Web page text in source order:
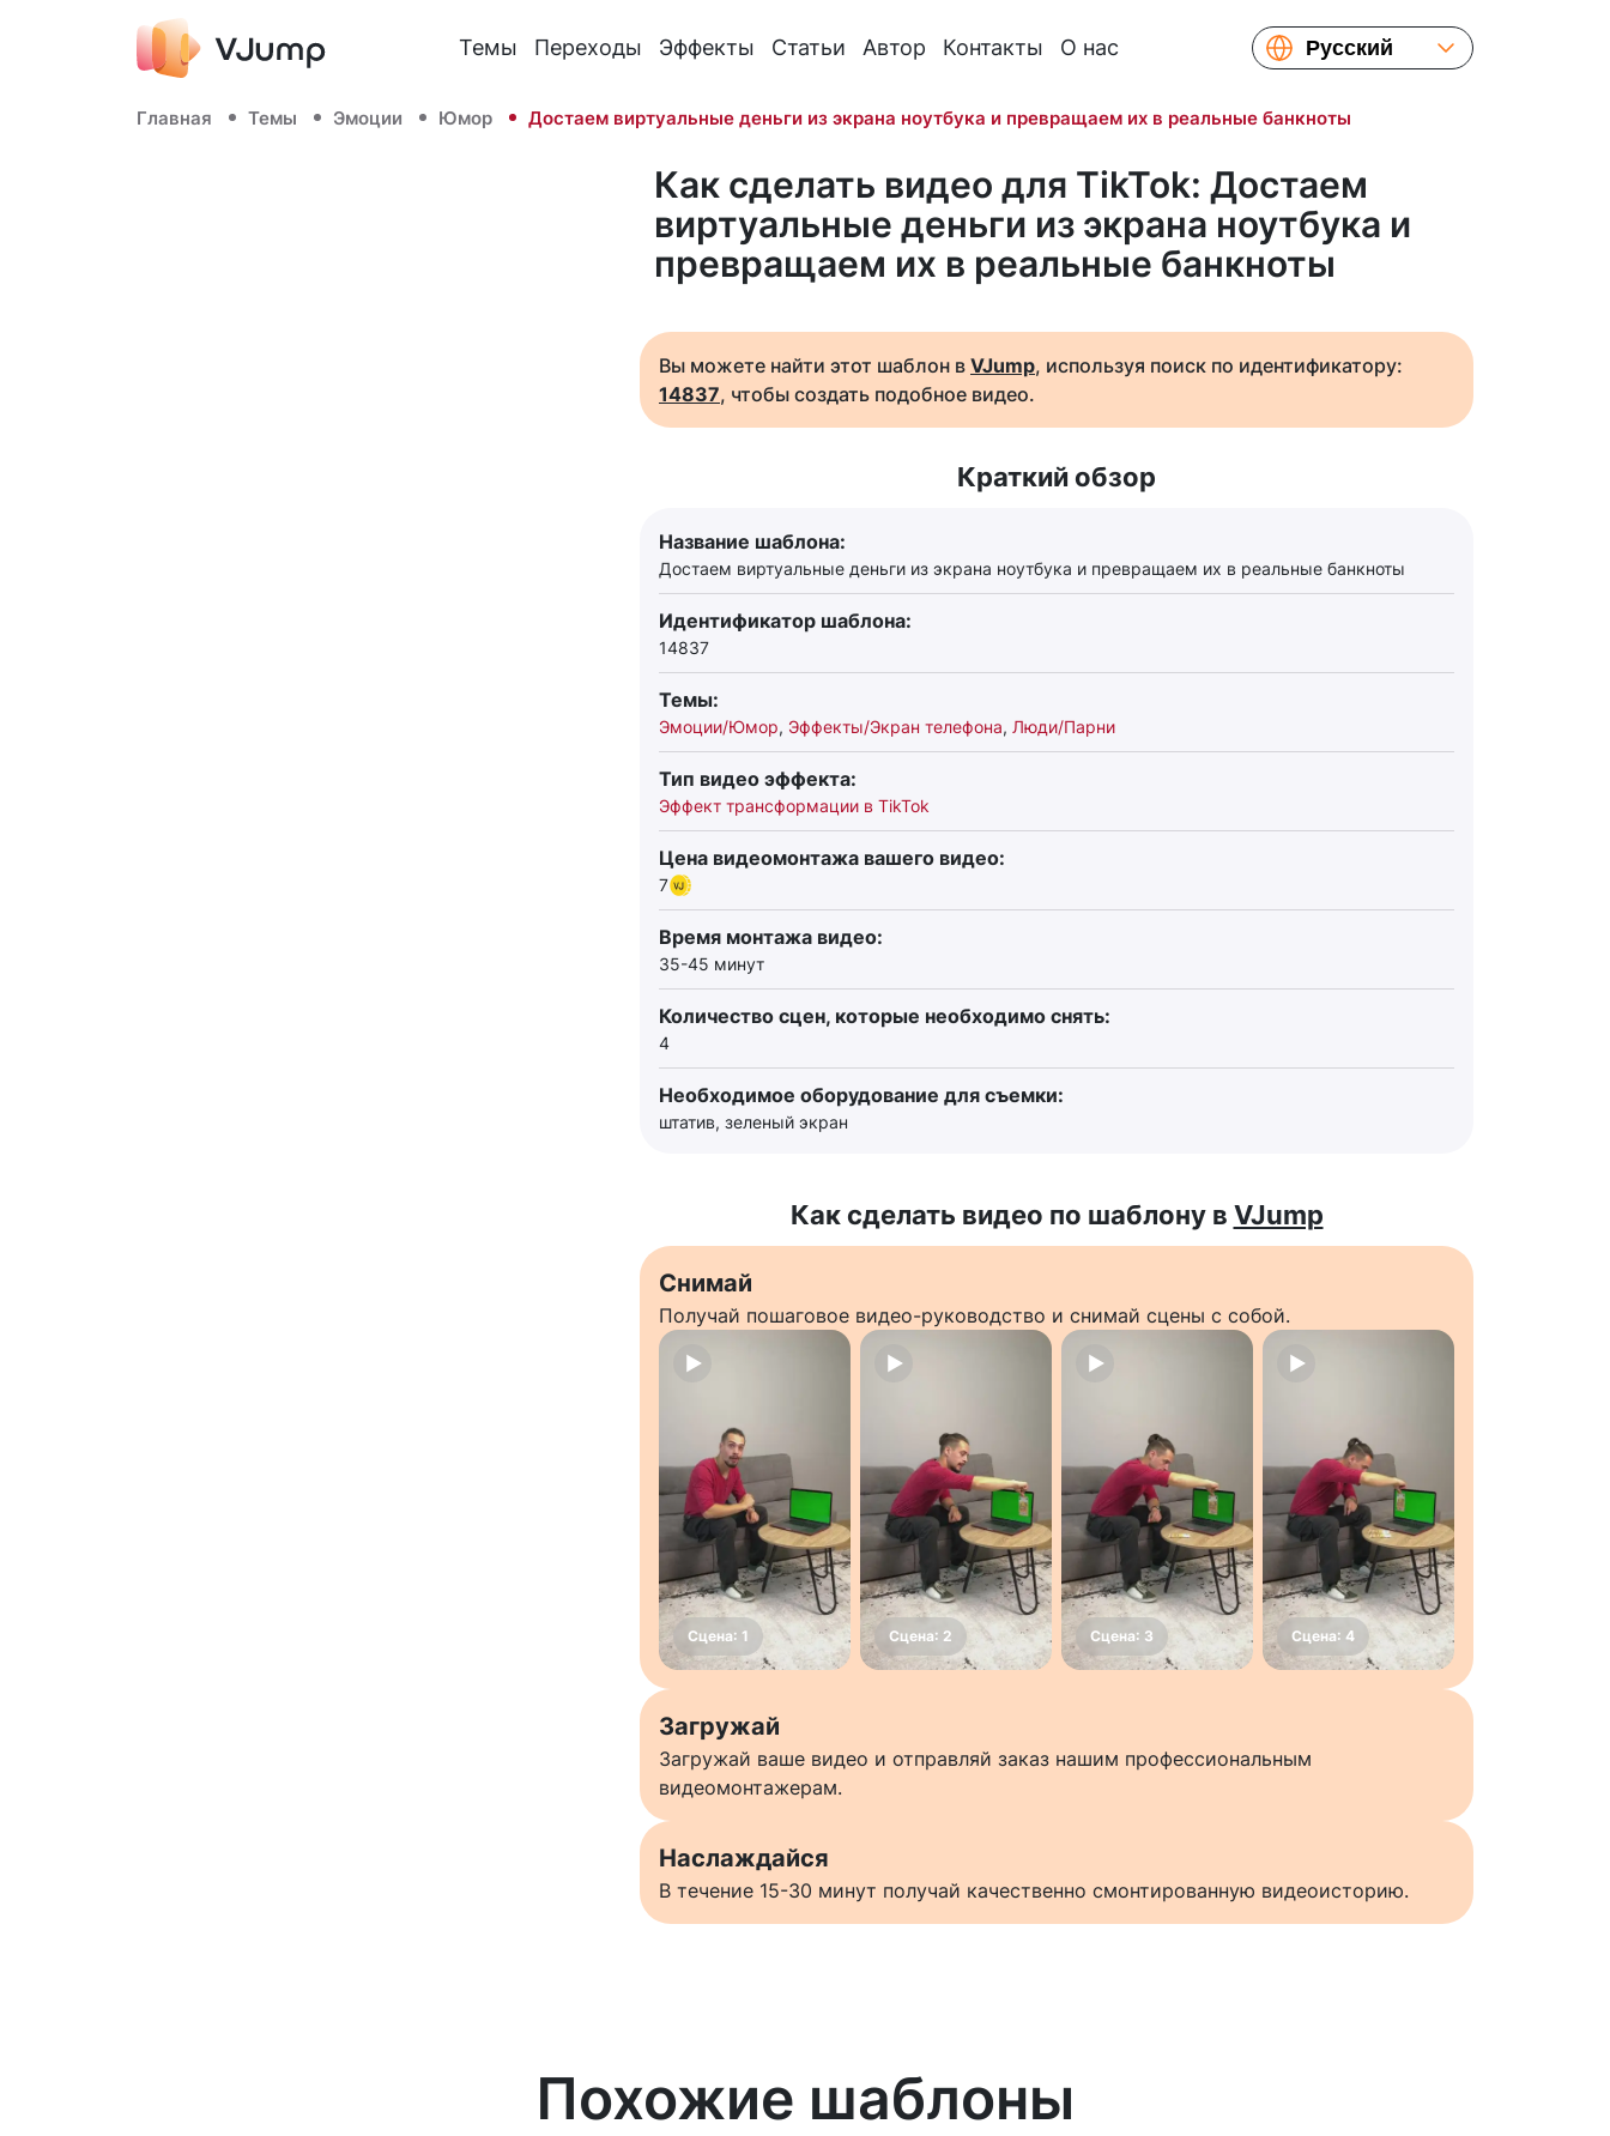
Темы Переходы Эффекты Статьи Автор Контакты О нас
Русский
Español
Français
繁體中文
简体中文
Главная Темы Эмоции Юмор Достаем виртуальные деньги из экрана ноутбука и превращаем их в реальные банкноты
Как сделать видео для TikTok: Достаем
виртуальные деньги из экрана ноутбука и
превращаем их в реальные банкноты
Вы можете найти этот шаблон в VJump, используя поиск по идентификатору:
14837, чтобы создать подобное видео.
Краткий обзор
Название шаблона:
Достаем виртуальные деньги из экрана ноутбука и превращаем их в реальные банкноты
Идентификатор шаблона:
14837
Темы:
Эмоции/Юмор, Эффекты/Экран телефона, Люди/Парни
Тип видео эффекта:
Эффект трансформации в TikTok
Цена видеомонтажа вашего видео:
7
Время монтажа видео:
35-45 минут
Количество сцен, которые необходимо снять:
4
Необходимое оборудование для съемки:
штатив, зеленый экран
Как сделать видео по шаблону в VJump
Снимай
Получай пошаговое видео-руководство и снимай сцены с собой.
Загружай
Загружай ваше видео и отправляй заказ нашим профессиональным
видеомонтажерам.
Наслаждайся
В течение 15-30 минут получай качественно смонтированную видеоисторию.
Похожие шаблоны